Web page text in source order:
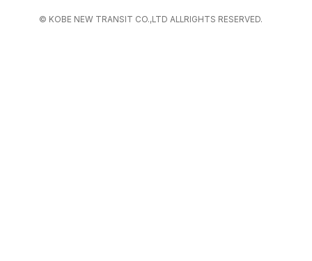
© KOBE NEW TRANSIT CO.,LTD ALLRIGHTS RESERVED.